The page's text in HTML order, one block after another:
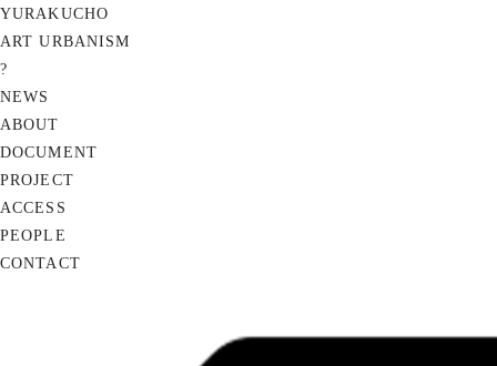
YURAKUCHO
ART URBANISM
?
NEWS
ABOUT
DOCUMENT
PROJECT
ACCESS
PEOPLE
CONTACT